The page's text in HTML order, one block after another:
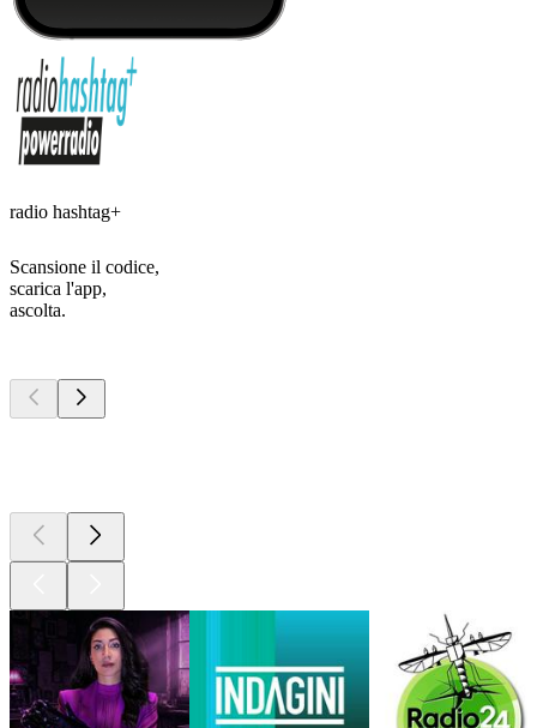
radio hashtag+
Scansione il codice,
scarica l'app,
ascolta.